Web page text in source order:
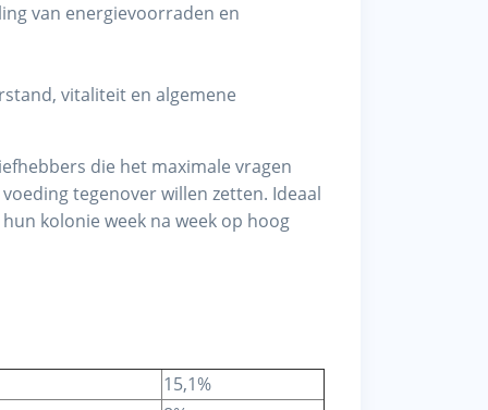
van energievoorraden en
vitaliteit en algemene
die het maximale vragen
tegenover willen zetten. Ideaal
kolonie week na week op hoog
15,1%